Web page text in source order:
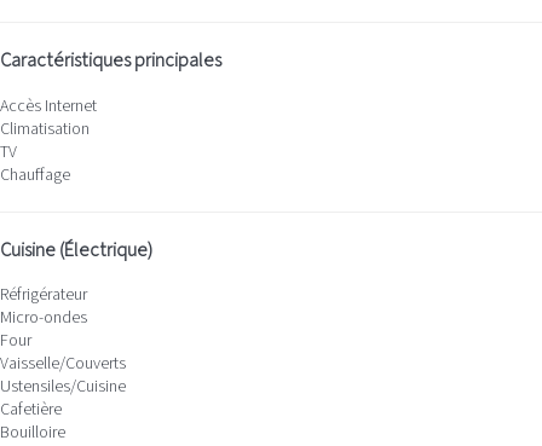
Caractéristiques principales
Accès Internet
Climatisation
TV
Chauffage
Cuisine (Électrique)
Réfrigérateur
Micro-ondes
Four
Vaisselle/Couverts
Ustensiles/Cuisine
Cafetière
Bouilloire